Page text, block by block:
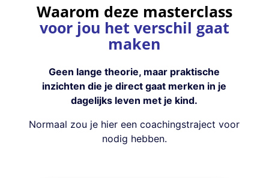
Waarom deze masterclass
voor jou het verschil gaat
maken
Geen lange theorie, maar praktische
inzichten die je direct gaat merken in je
dagelijks leven met je kind.
Normaal zou je hier een coachingstraject voor
nodig hebben.